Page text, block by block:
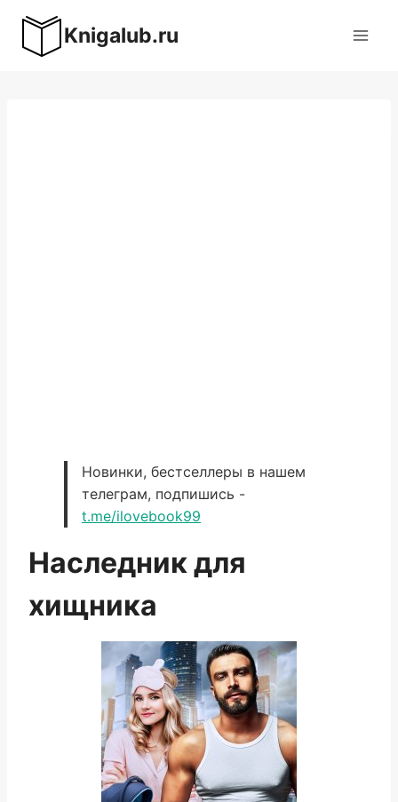
содержимому
Knigalub.ru
Новинки, бестселлеры в нашем
телеграм, подпишись -
t.me/ilovebook99
Наследник для
хищника